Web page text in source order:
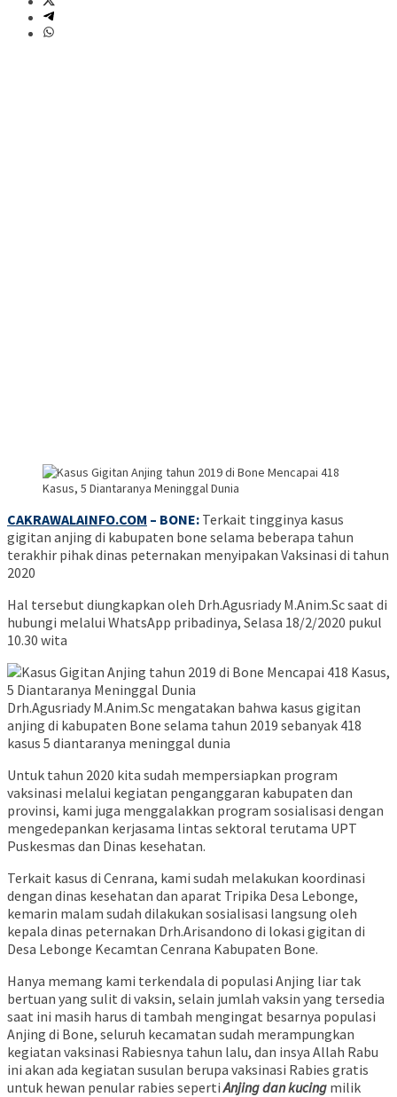
CAKRAWALAINFO.COM – BONE: Terkait tingginya kasus
gigitan anjing di kabupaten bone selama beberapa tahun
terakhir pihak dinas peternakan menyipakan Vaksinasi di tahun
2020
Hal tersebut diungkapkan oleh Drh.Agusriady M.Anim.Sc saat di
hubungi melalui WhatsApp pribadinya, Selasa 18/2/2020 pukul
10.30 wita
Drh.Agusriady M.Anim.Sc mengatakan bahwa kasus gigitan
anjing di kabupaten Bone selama tahun 2019 sebanyak 418
kasus 5 diantaranya meninggal dunia
Untuk tahun 2020 kita sudah mempersiapkan program
vaksinasi melalui kegiatan penganggaran kabupaten dan
provinsi, kami juga menggalakkan program sosialisasi dengan
mengedepankan kerjasama lintas sektoral terutama UPT
Puskesmas dan Dinas kesehatan.
Terkait kasus di Cenrana, kami sudah melakukan koordinasi
dengan dinas kesehatan dan aparat Tripika Desa Lebonge,
kemarin malam sudah dilakukan sosialisasi langsung oleh
kepala dinas peternakan Drh.Arisandono di lokasi gigitan di
Desa Lebonge Kecamtan Cenrana Kabupaten Bone.
Hanya memang kami terkendala di populasi Anjing liar tak
bertuan yang sulit di vaksin, selain jumlah vaksin yang tersedia
saat ini masih harus di tambah mengingat besarnya populasi
Anjing di Bone, seluruh kecamatan sudah merampungkan
kegiatan vaksinasi Rabiesnya tahun lalu, dan insya Allah Rabu
ini akan ada kegiatan susulan berupa vaksinasi Rabies gratis
untuk hewan penular rabies sepertiAnjing dan kucing milik